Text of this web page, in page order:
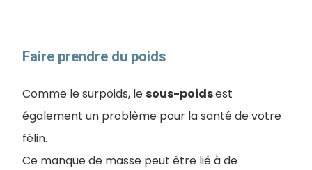
Faire prendre du poids
Comme le surpoids, lesous-poidsest
également un problème pour la santé de votre
félin.
Ce manque de masse peut être lié à de